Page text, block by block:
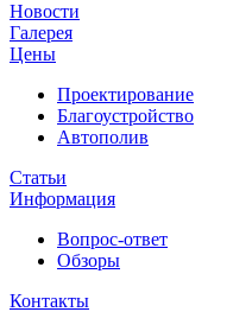
Новости
Галерея
Цены
Проектирование
Благоустройство
Автополив
Статьи
Информация
Вопрос-ответ
Обзоры
Контакты